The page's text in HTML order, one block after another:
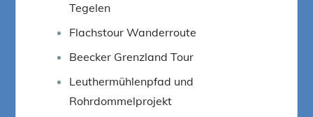
Tegelen
Flachstour Wanderroute
Beecker Grenzland Tour
Leuthermühlenpfad und
Rohrdommelprojekt